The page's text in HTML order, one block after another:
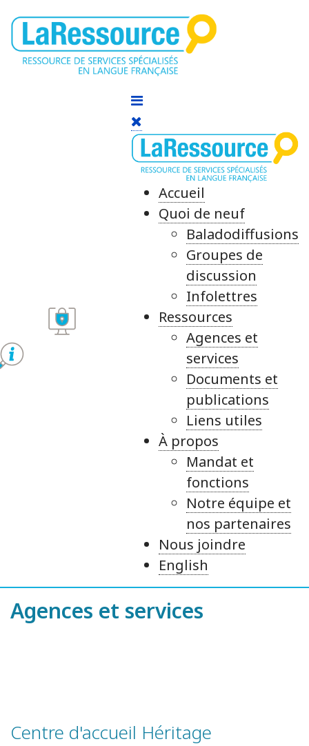
Accueil
Quoi de neuf
Baladodiffusions
Groupes de
discussion
Infolettres
Ressources
Agences et
services
Documents et
publications
Liens utiles
À propos
Mandat et
fonctions
Notre équipe et
nos partenaires
Nous joindre
English
Agences et services
Centre d'accueil Héritage